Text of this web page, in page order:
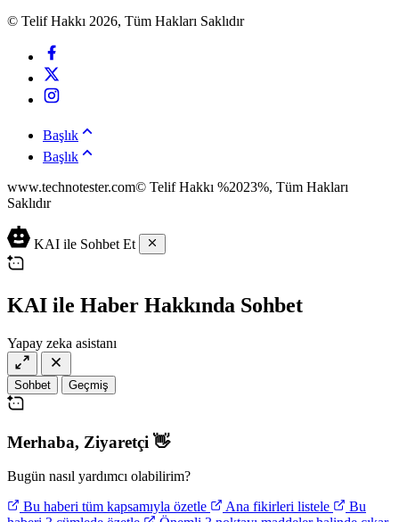
© Telif Hakkı 2026, Tüm Hakları Saklıdır
Başlık
Başlık
www.technotester.com© Telif Hakkı %2023%, Tüm Hakları
Saklıdır
en
iyi
casino
deneme
bonusu
siteler
deneme
bonusu
veren
siteler
bonusu
siteler
KAI ile Sohbet Et
KAI ile Haber Hakkında Sohbet
Yapay zeka asistanı
Sohbet Geçmiş
Merhaba, Ziyaretçi 👋
Bugün nasıl yardımcı olabilirim?
Bu haberi tüm kapsamıyla özetle
Ana fikirleri listele
Bu